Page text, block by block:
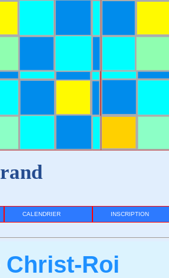
CALENDRIER INSCRIPTION
Christ-Roi